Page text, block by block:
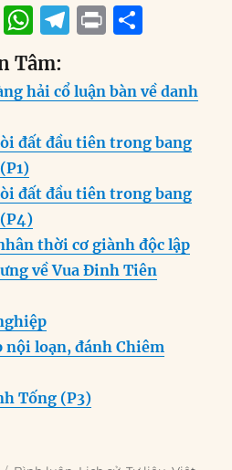
M
g
W
h
at
s
A
p
T
e
g
r
m
P
n
t
a
re
Tâm:
hải cổ luận bàn về danh
đất đầu tiên trong bang
đất đầu tiên trong bang
thời cơ giành độc lập
về Vua Đinh Tiên
nội loạn, đánh Chiêm
Tống (P3)